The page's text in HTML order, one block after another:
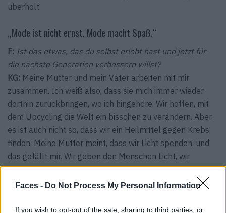
Faces - Do Not Process My Personal Information
If you wish to opt-out of the sale, sharing to third parties, or
überholt.
„Mode ist nicht ernst. Mode macht Spaß.“
F: Ist das etwas, das du selbst erlebt hast und jetzt für
die nächste Generation verbessern willst?
KG: Meine Mutter und mein Vater arbeiten mit mir
zusammen. Ich weiß also, dass sie mich immer wieder
dorthin zurückbringen, wo ich hingehöre. Wir hoffen, mit
dem Upcycling die Welt ein bisschen zu verändern. Aber
es ist auch nicht so, dass wir ein Heilmittel gegen Krebs
finden. Meine Mutter meint, dass wir Licht spenden, und
das gefällt mir. Wir geben den Menschen Licht, wir
schaffen eine Fantasie. Es ist Teil meiner Aufgabe, die
Menschen zum Träumen zu bringen. Aber ich heile keine
Manchmal ist es zu ernst. Mode ist nicht ernst. Mode